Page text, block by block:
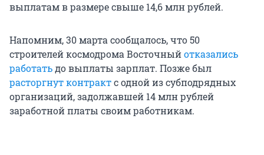
выплатам в размере свыше 14,6 млн рублей.
Напомним, 30 марта сообщалось, что 50
строителей космодрома Восточныйотказались
работатьдо выплаты зарплат. Позже был
расторгнут контрактс одной из субподрядных
организаций, задолжавшей 14 млн рублей
заработной платы своим работникам.